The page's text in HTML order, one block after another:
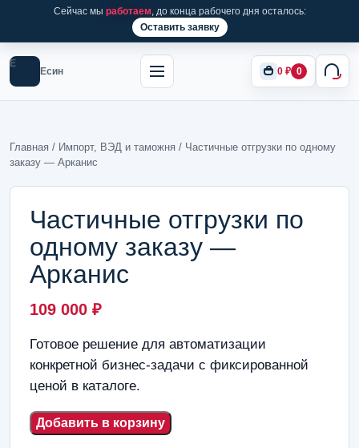
Сейчас мы работаем, до конца рабочего дня осталось:
Оставить заявку
Е
Есин 0 ₽ 0
Главная / Импорт, ВЭД и таможня / Частичные отгрузки по одному
заказу — Арканис
Частичные отгрузки по
одному заказу —
Арканис
109 000 ₽
Готовое решение для автоматизации
конкретной бизнес-задачи с фиксированной
ценой в каталоге.
Добавить в корзину